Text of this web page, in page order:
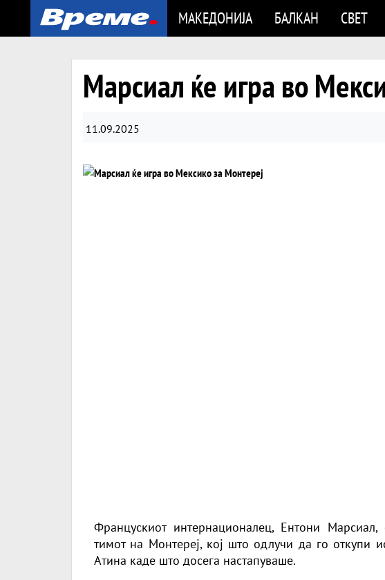
МАКЕДОНИЈА БАЛКАН СВЕТ
Марсиал ќе игра во
11.09.2025
Францускиот интернационалец, Ентони
тимот на Монтереј, кој што одлучи да го откупи
Атина каде што досега настапуваше.